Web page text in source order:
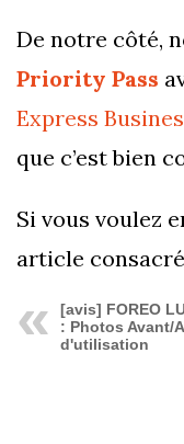
De notre côté,
Priority Pass
Express
que c’est bien
Si vous voulez
article
[avis] FOREO
: Photos Avant/
d'utilisation